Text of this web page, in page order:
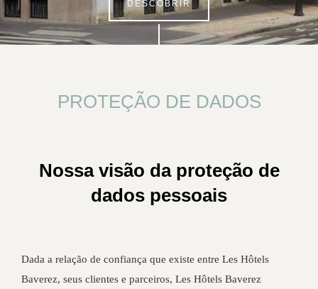
DESCOBRIR
PROTEÇÃO DE DADOS
Nossa visão da proteção de
dados pessoais
Dada a relação de confiança que existe entre Les Hôtels
Baverez, seus clientes e parceiros, Les Hôtels Baverez